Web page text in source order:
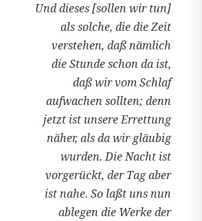
Und dieses [sollen wir tun]
als solche, die die Zeit
verstehen, daß nämlich
die Stunde schon da ist,
daß wir vom Schlaf
aufwachen sollten; denn
jetzt ist unsere Errettung
näher, als da wir gläubig
wurden. Die Nacht ist
vorgerückt, der Tag aber
ist nahe. So laßt uns nun
ablegen die Werke der